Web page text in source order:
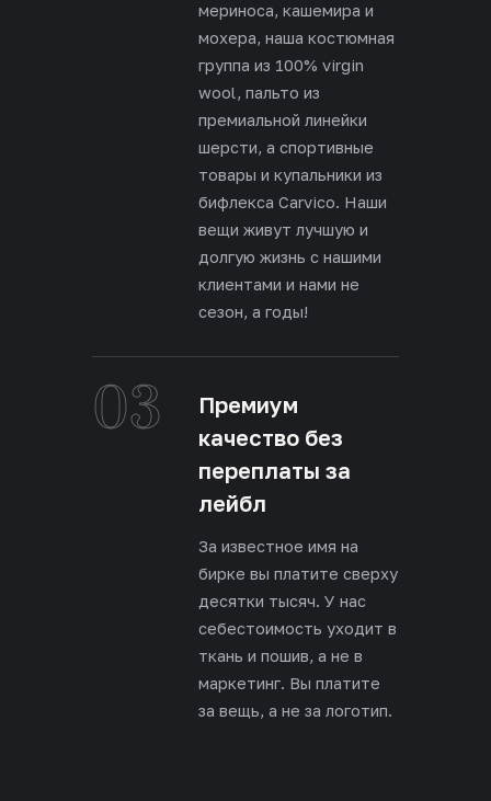
мериноса, кашемира и
мохера, наша костюмная
группа из 100% virgin
wool, пальто из
премиальной линейки
шерсти, а спортивные
товары и купальники из
бифлекса Carvico. Наши
вещи живут лучшую и
долгую жизнь с нашими
клиентами и нами не
сезон, а годы!
03
Премиум
качество без
переплаты за
лейбл
За известное имя на
бирке вы платите сверху
десятки тысяч. У нас
себестоимость уходит в
ткань и пошив, а не в
маркетинг. Вы платите
за вещь, а не за логотип.